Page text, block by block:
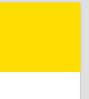
ул,